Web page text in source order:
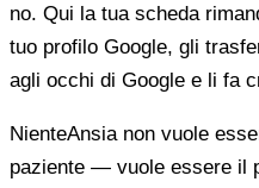
no. Qui la tua scheda
tuo profilo Google, gli
agli occhi di Google e li fa
NienteAnsia non vuole
paziente — vuole essere il